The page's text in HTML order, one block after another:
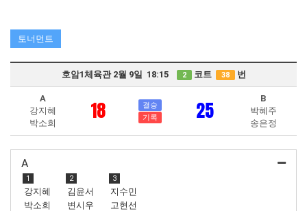
토너먼트
호암1체육관 2월 9일 18:15 2 코트 38 번
A
강지혜
박소희
18
결승
기록
25
B
박혜주
송은정
A
1
강지혜
박소희
2
김윤서
변시우
3
지수민
고현선